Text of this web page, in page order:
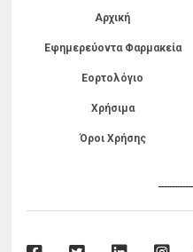
Αρχική
Εφημερεύοντα Φαρμακεία
Εορτολόγιο
Χρήσιμα
Όροι Χρήσης